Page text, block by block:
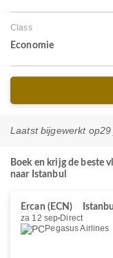
Class
Economie
Laatst bijgewerkt op29
Boek en krijg de beste
naar Istanbul
Ercan (ECN)
za 12 sep Direct
Pegasus Airlines